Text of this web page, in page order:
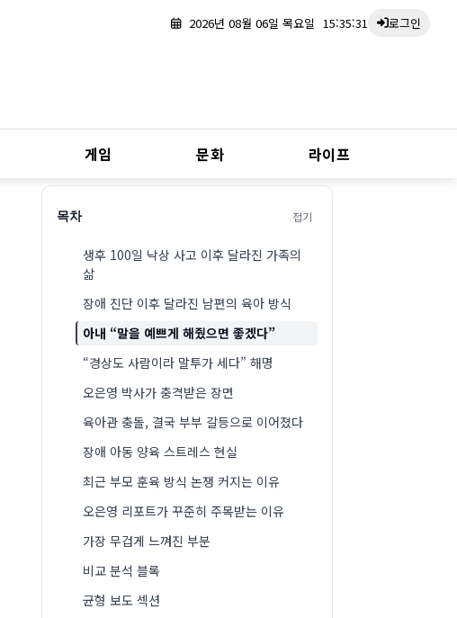
2026년 08월 06일 목요일 15:35:32 로그인
게임 문화 라이프
목차 접기
생후 100일 낙상 사고 이후 달라진 가족의
삶
장애 진단 이후 달라진 남편의 육아 방식
아내 “말을 예쁘게 해줬으면 좋겠다”
“경상도 사람이라 말투가 세다” 해명
오은영 박사가 충격받은 장면
육아관 충돌, 결국 부부 갈등으로 이어졌다
장애 아동 양육 스트레스 현실
최근 부모 훈육 방식 논쟁 커지는 이유
오은영 리포트가 꾸준히 주목받는 이유
가장 무겁게 느껴진 부분
비교 분석 블록
균형 보도 섹션